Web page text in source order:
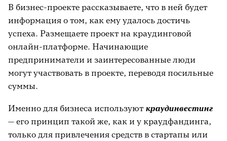
В бизнес-проекте рассказываете, что в ней будет
информация о том, как ему удалось достичь
успеха. Размещаете проект на краудинговой
онлайн-платформе. Начинающие
предприниматели и заинтересованные люди
могут участвовать в проекте, переводя посильные
суммы.
Именно для бизнеса используют краудинвестинг
— его принцип такой же, как и у краудфандинга,
только для привлечения средств в стартапы или